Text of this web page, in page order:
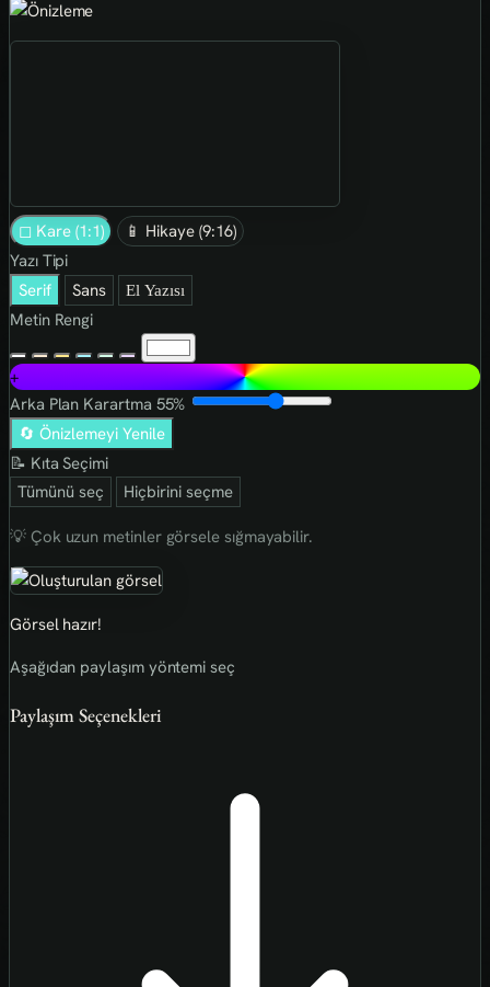
◻ Kare (1:1)
📱 Hikaye (9:16)
Yazı Tipi
Serif
Sans El Yazısı
Metin Rengi
+
Arka Plan Karartma 55%
🔄 Önizlemeyi Yenile
📝 Kıta Seçimi
Tümünü seç
Hiçbirini seçme
💡 Çok uzun metinler görsele sığmayabilir.
Görsel hazır!
Aşağıdan paylaşım yöntemi seç
Paylaşım Seçenekleri